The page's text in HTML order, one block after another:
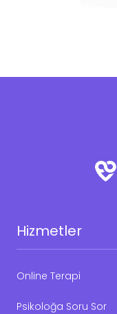
Hizmetler
Online Terapi
Psikoloğa Soru Sor